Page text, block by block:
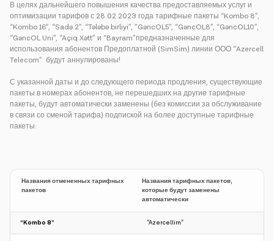
В целях дальнейшего повышения качества предоставляемых услуг и
оптимизации тарифов с 28.02.2023 года тарифные пакеты “Kombo 8”,
“Kombo 16”, “Sadə 2”, “Tələbə birliyi”, ”GəncOL5”, “GəncOL8”, “GəncOL10”,
“GəncOL Uni”, “Açıq Xətt” и “Bayram”предназначенные для
использования абонентов Предоплатной (SimSim) линии ООО “Azercell
Telecom” будут аннулированы!
С указанной даты и до следующего периода продления, существующие
пакеты в номерах абонентов, не перешедших на другие тарифные
пакеты, будут автоматически заменены (без комиссии за обслуживание
в связи со сменой тарифа) подпиской на более доступные тарифные
пакеты:
Названия отмененных тарифных
пакетов
Названия тарифных пакетов,
которые будут заменены
автоматически
“Kombo 8” “Azercellim”